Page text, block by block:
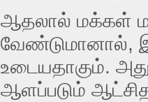
ஆதலால் மக்கள்
வேண்டுமானால்,
உடையதாகும்.
ஆளப்படும்